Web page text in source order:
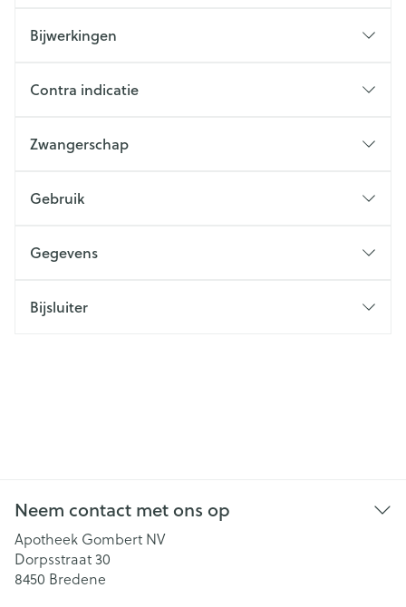
Bijwerkingen
Contra indicatie
Zwangerschap
Gebruik
Gegevens
Bijsluiter
Neem contact met ons op
Apotheek Gombert NV
Dorpsstraat 30
8450 Bredene